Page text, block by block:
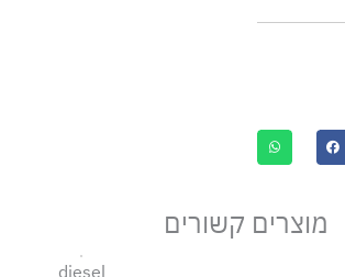
מוצרים קשורים
diesel